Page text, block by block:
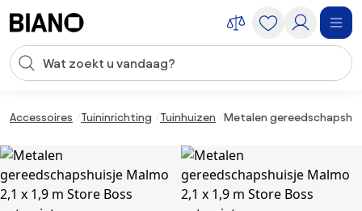
Zoekopdracht invoeren
Accessoires Tuininrichting Tuinhuizen Metalen